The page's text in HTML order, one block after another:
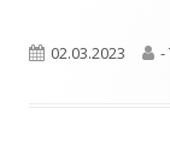
Опубліковано
02.03.2023 -